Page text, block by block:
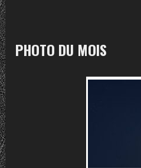
PHOTO DU MOIS